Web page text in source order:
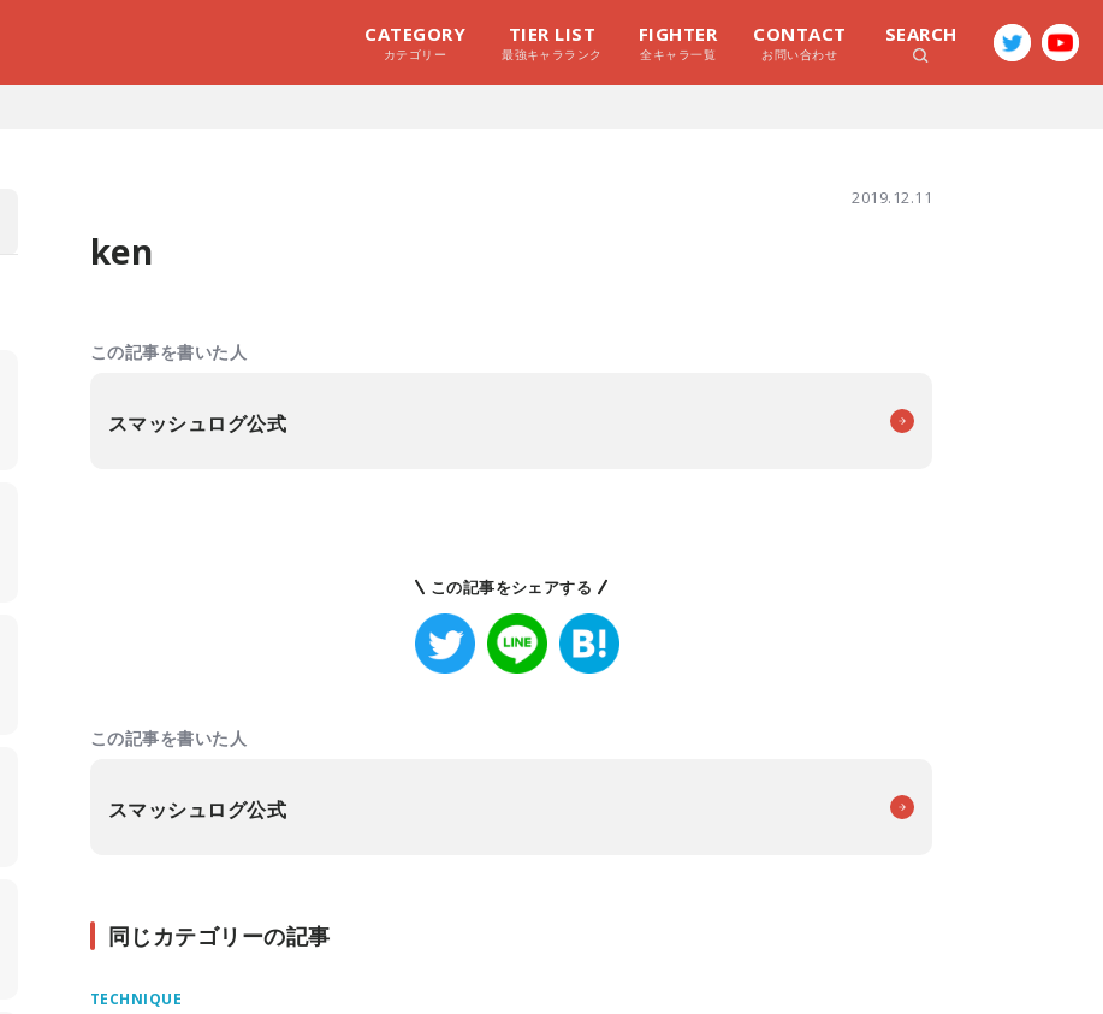
CATEGORY
カテゴリー
TIER LIST
最強キャラランク
FIGHTER
全キャラ一覧
CONTACT
お問い合わせ
SEARCH
2019.12.11
ken
この記事を書いた人
スマッシュログ公式
この記事をシェアする
この記事を書いた人
スマッシュログ公式
同じカテゴリーの記事
TECHNIQUE